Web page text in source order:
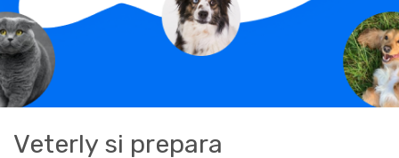
Veterly si prepara